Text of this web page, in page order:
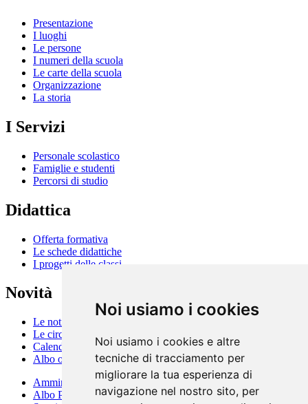
Noi usiamo i cookies
Noi usiamo i cookies e altre
tecniche di tracciamento per
migliorare la tua esperienza di
navigazione nel nostro sito, per
Presentazione
I luoghi
Le persone
I numeri della scuola
Le carte della scuola
Organizzazione
La storia
I Servizi
Personale scolastico
Famiglie e studenti
Percorsi di studio
Didattica
Offerta formativa
Le schede didattiche
I progetti delle classi
Novità
Le notizie
Le circolari
Calendario eventi
Albo online
Amministrazione Trasparente
Albo Pretorio